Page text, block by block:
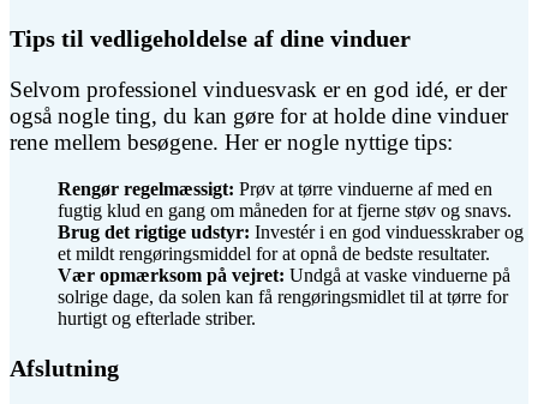
Tips til vedligeholdelse af dine vinduer
Selvom professionel vinduesvask er en god idé, er der
også nogle ting, du kan gøre for at holde dine vinduer
rene mellem besøgene. Her er nogle nyttige tips:
Rengør regelmæssigt: Prøv at tørre vinduerne af med en
fugtig klud en gang om måneden for at fjerne støv og snavs.
Brug det rigtige udstyr: Investér i en god vinduesskraber og
et mildt rengøringsmiddel for at opnå de bedste resultater.
Vær opmærksom på vejret: Undgå at vaske vinduerne på
solrige dage, da solen kan få rengøringsmidlet til at tørre for
hurtigt og efterlade striber.
Afslutning